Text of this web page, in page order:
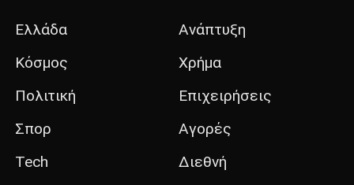
Ελλάδα
Κόσμος
Πολιτική
Σπορ
Tech
Ανάπτυξη
Χρήμα
Επιχειρήσεις
Αγορές
Διεθνή